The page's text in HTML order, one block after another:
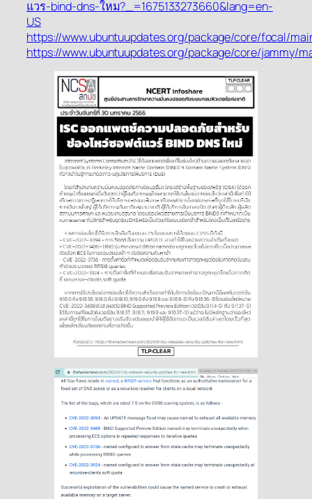
แวร-bind-dns-ใหม?_=1675133273660&lang=en-
US
https://www.ubuntuupdates.org/package/core/focal/
https://www.ubuntuupdates.org/package/core/jammy/